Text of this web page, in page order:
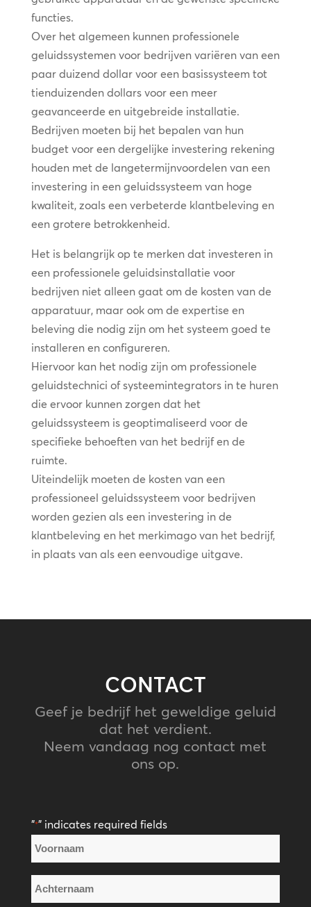
functies.
Over het algemeen kunnen professionele
geluidssystemen voor bedrijven variëren van een
paar duizend dollar voor een basissysteem tot
tienduizenden dollars voor een meer
geavanceerde en uitgebreide installatie.
Bedrijven moeten bij het bepalen van hun
budget voor een dergelijke investering rekening
houden met de langetermijnvoordelen van een
investering in een geluidssysteem van hoge
kwaliteit, zoals een verbeterde klantbeleving en
een grotere betrokkenheid.
Het is belangrijk op te merken dat investeren in
een professionele geluidsinstallatie voor
bedrijven niet alleen gaat om de kosten van de
apparatuur, maar ook om de expertise en
beleving die nodig zijn om het systeem goed te
installeren en configureren.
Hiervoor kan het nodig zijn om professionele
geluidstechnici of systeemintegrators in te huren
die ervoor kunnen zorgen dat het
geluidssysteem is geoptimaliseerd voor de
specifieke behoeften van het bedrijf en de
ruimte.
Uiteindelijk moeten de kosten van een
professioneel geluidssysteem voor bedrijven
worden gezien als een investering in de
klantbeleving en het merkimago van het bedrijf,
in plaats van als een eenvoudige uitgave.
CONTACT
Geef je bedrijf het geweldige geluid
dat het verdient.
Neem vandaag nog contact met
ons op.
"*" indicates required fields
Naam
*
Voornaam